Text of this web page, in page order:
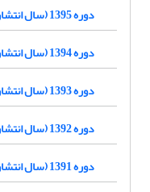
دوره 1395 (سال انتشار 1396)
دوره 1394 (سال انتشار 1395)
دوره 1393 (سال انتشار 1394)
دوره 1392 (سال انتشار 1394)
دوره 1391 (سال انتشار 1392)